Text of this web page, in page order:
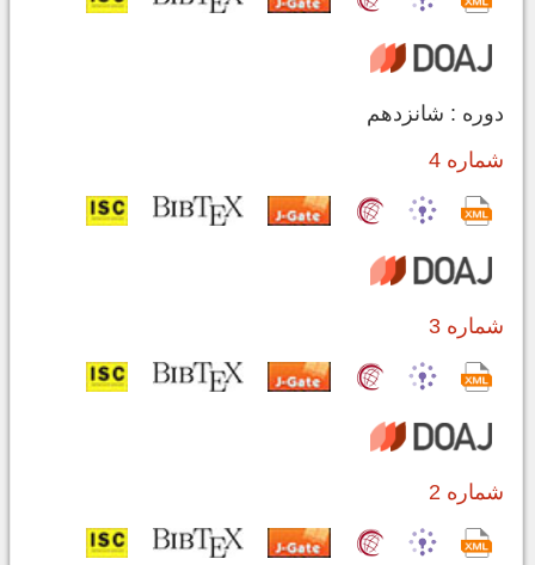
دوره : شانزدهم
شماره 4
شماره 3
شماره 2